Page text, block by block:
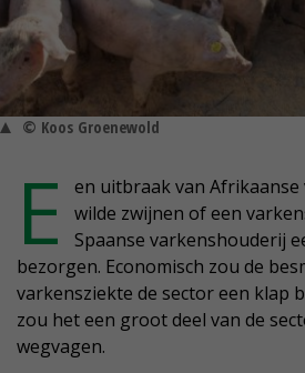
© Koos Groenewold
E
en uitbraak van Afrikaanse
wilde zwijnen of een
Spaanse varkenshouderij
bezorgen. Economisch zou de
varkensziekte de sector een klap
zou het een groot deel van de
wegvagen.